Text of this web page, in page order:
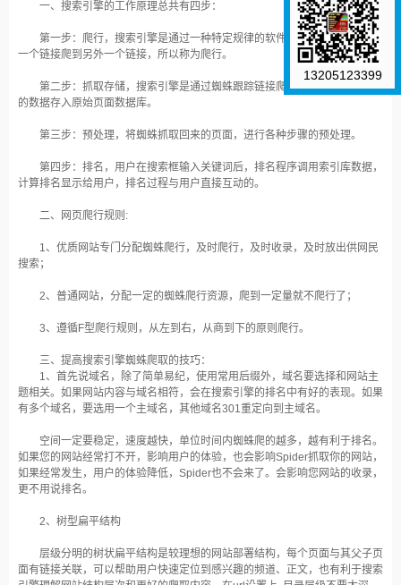
一、搜索引擎的工作原理总共有四步：
第一步：爬行，搜索引擎是通过一种特定规律的软件跟踪网页的链接，从
一个链接爬到另外一个链接，所以称为爬行。
第二步：抓取存储，搜索引擎是通过蜘蛛跟踪链接爬行到网页，并将爬行
的数据存入原始页面数据库。
第三步：预处理，将蜘蛛抓取回来的页面，进行各种步骤的预处理。
第四步：排名，用户在搜索框输入关键词后，排名程序调用索引库数据，
计算排名显示给用户，排名过程与用户直接互动的。
二、网页爬行规则:
1、优质网站专门分配蜘蛛爬行，及时爬行，及时收录，及时放出供网民
搜索；
2、普通网站，分配一定的蜘蛛爬行资源，爬到一定量就不爬行了；
3、遵循F型爬行规则，从左到右，从商到下的原则爬行。
三、提高搜索引擎蜘蛛爬取的技巧：
1、首先说域名，除了简单易纪，使用常用后缀外，域名要选择和网站主
题相关。如果网站内容与域名相符，会在搜索引擎的排名中有好的表现。如果
有多个域名，要选用一个主域名，其他域名301重定向到主域名。
空间一定要稳定，速度越快，单位时间内蜘蛛爬的越多，越有利于排名。
如果您的网站经常打不开，影响用户的体验，也会影响Spider抓取你的网站，
如果经常发生，用户的体验降低，Spider也不会来了。会影响您网站的收录，
更不用说排名。
2、树型扁平结构
层级分明的树状扁平结构是较理想的网站部署结构，每个页面与其父子页
面有链接关联，可以帮助用户快速定位到感兴趣的频道、正文，也有利于搜索
13205123399